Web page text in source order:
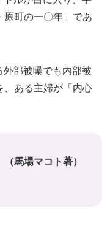
町の一〇年」であ
部被曝でも内部被
、ある主婦が「内心
馬場マコト著）